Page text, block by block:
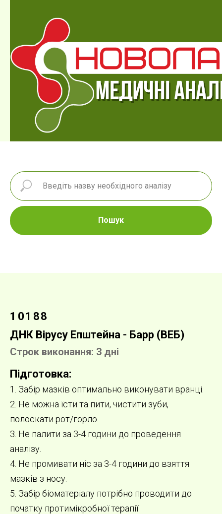
Пошук
10188
ДНК Вірусу Епштейна - Барр (ВЕБ)
Строк виконання: 3 дні
Підготовка:
1. Забір мазків оптимально виконувати вранці.
2. Не можна їсти та пити, чистити зуби,
полоскати рот/горло.
3. Не палити за 3-4 години до проведення
аналізу.
4. Не промивати ніс за 3-4 години до взяття
мазків з носу.
5. Забір біоматеріалу потрібно проводити до
початку протимікробної терапії.